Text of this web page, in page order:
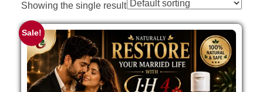
Showing the single result
Sale!